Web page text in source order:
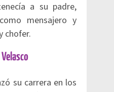
a su padre,
mensajero y
chofer.
su carrera en los